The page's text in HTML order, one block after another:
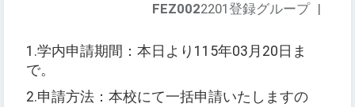
FEZ0022201登録グループ |
1.学内申請期間：本日より 115年03 月 20 日ま
で。
2.申請方法：本校にて一括申請いたしますの